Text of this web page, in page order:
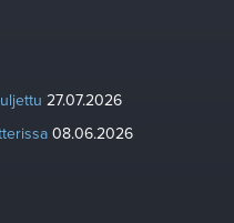
27.07.2026
08.06.2026